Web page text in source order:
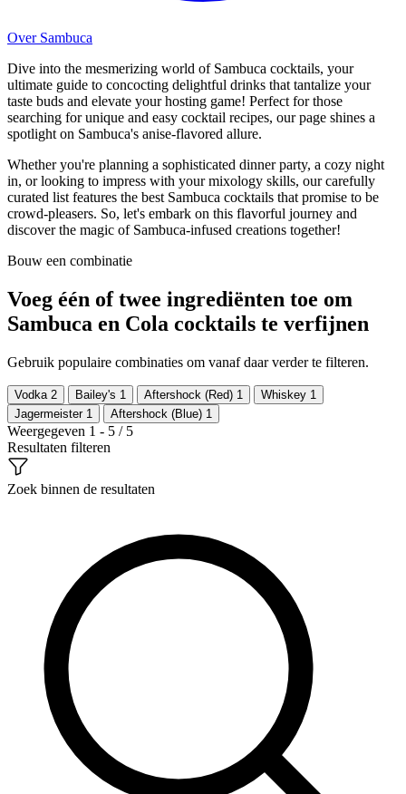
Over Sambuca
Dive into the mesmerizing world of Sambuca cocktails, your
ultimate guide to concocting delightful drinks that tantalize your
taste buds and elevate your hosting game! Perfect for those
searching for unique and easy cocktail recipes, our page shines a
spotlight on Sambuca's anise-flavored allure.
Whether you're planning a sophisticated dinner party, a cozy night
in, or looking to impress with your mixology skills, our carefully
curated list features the best Sambuca cocktails that promise to be
crowd-pleasers. So, let's embark on this flavorful journey and
discover the magic of Sambuca-infused creations together!
Bouw een combinatie
Voeg één of twee ingrediënten toe om
Sambuca en Cola cocktails te verfijnen
Gebruik populaire combinaties om vanaf daar verder te filteren.
Vodka 2 Bailey's 1 Aftershock (Red) 1 Whiskey 1
Jagermeister 1 Aftershock (Blue) 1
Weergegeven 1 - 5 / 5
Resultaten filteren
Zoek binnen de resultaten